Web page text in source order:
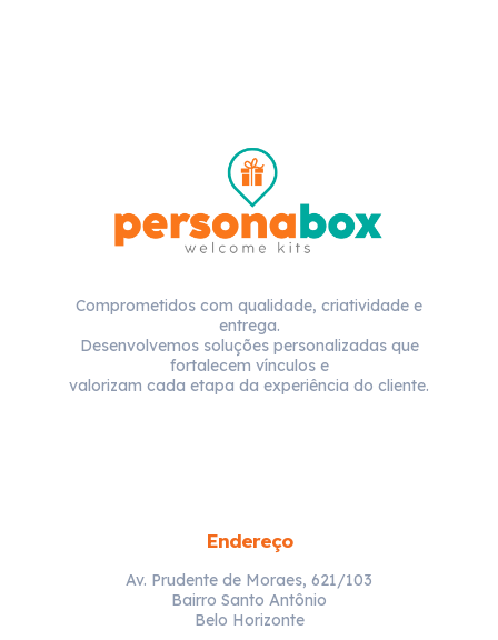
Comprometidos com qualidade, criatividade e
entrega.
Desenvolvemos soluções personalizadas que
fortalecem vínculos e
valorizam cada etapa da experiência do cliente.
Endereço
Av. Prudente de Moraes, 621/103
Bairro Santo Antônio
Belo Horizonte